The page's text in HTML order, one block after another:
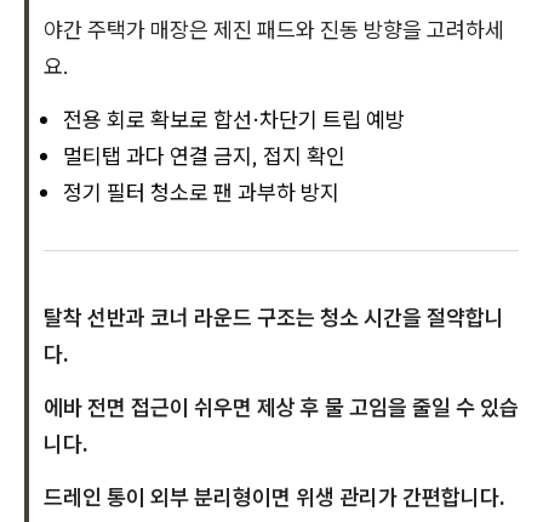
야간 주택가 매장은 제진 패드와 진동 방향을 고려하세
요.
전용 회로 확보로 합선·차단기 트립 예방
멀티탭 과다 연결 금지, 접지 확인
정기 필터 청소로 팬 과부하 방지
탈착 선반과 코너 라운드 구조는 청소 시간을 절약합니
다.
에바 전면 접근이 쉬우면 제상 후 물 고임을 줄일 수 있습
니다.
드레인 통이 외부 분리형이면 위생 관리가 간편합니다.